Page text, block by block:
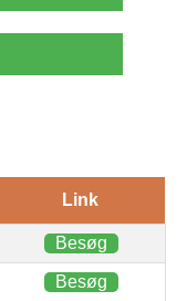
Link
Besøg
Besøg